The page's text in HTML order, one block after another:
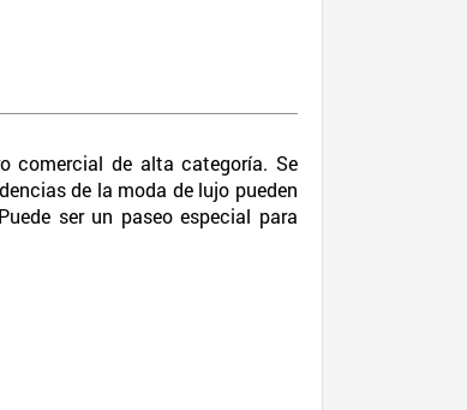
comercial de alta categoría. Se
de la moda de lujo pueden
ser un paseo especial para